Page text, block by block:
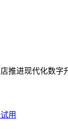
推进现代化数字
用